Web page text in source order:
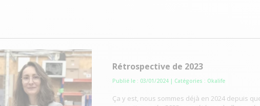
Rétrospective de 2023
Publié le : 03/01/2024 | Catégories : Okalife
Ça y est, nous sommes déjà en 2024 depuis